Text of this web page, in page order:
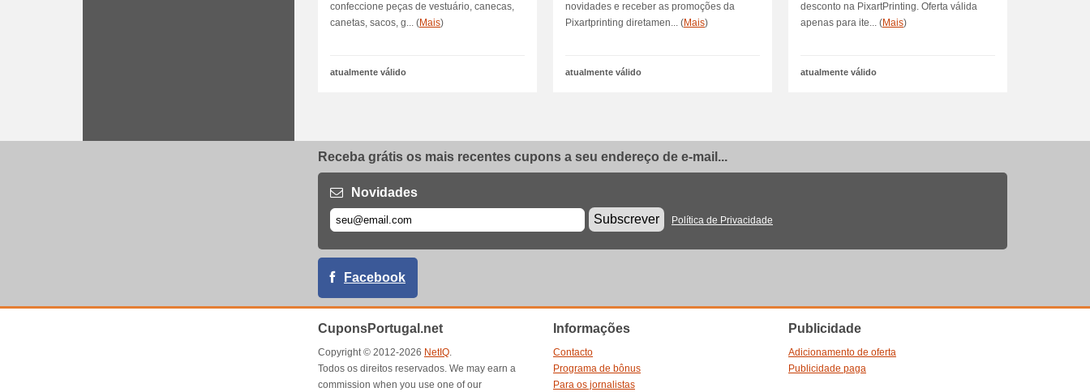
confeccione peças de vestuário, canecas,
canetas, sacos, g... (Mais)
atualmente válido
novidades e receber as promoções da
Pixartprinting diretamen... (Mais)
atualmente válido
desconto na PixartPrinting. Oferta válida
apenas para ite... (Mais)
atualmente válido
Receba grátis os mais recentes cupons a seu endereço de e-mail...
Novidades
Subscrever
Política de Privacidade
Facebook
CuponsPortugal.net
Copyright © 2012-2026 NetIQ.
Todos os direitos reservados. We may earn a
commission when you use one of our
Informações
Contacto
Programa de bônus
Para os jornalistas
Publicidade
Adicionamento de oferta
Publicidade paga